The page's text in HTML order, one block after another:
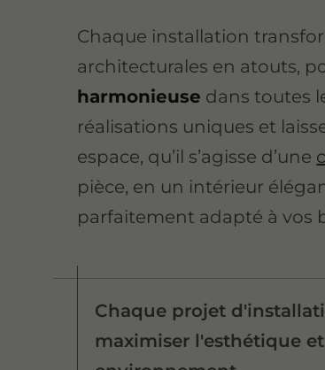
Chaque installation
architecturales en atouts,
harmonieuse dans toutes
réalisations uniques et
espace, qu’il s’agisse d’une
pièce, en un intérieur
parfaitement adapté à vos
Chaque projet
maximiser l'esthétique